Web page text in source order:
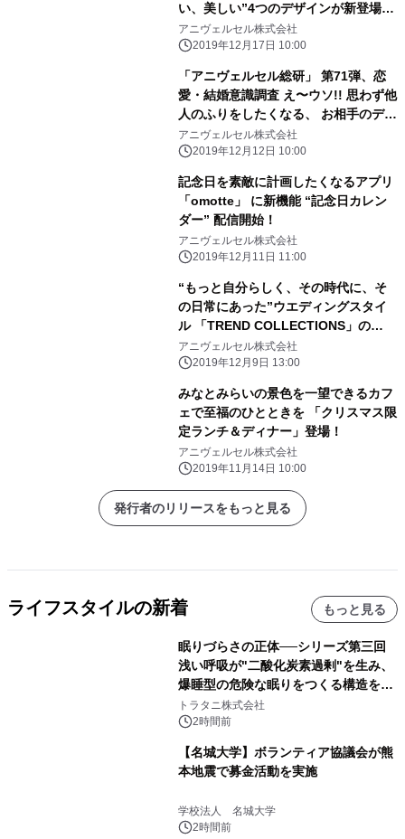
い、美しい”4つのデザインが新登場！
大切な記念日に、おふたりらしい彩り
を。
アニヴェルセル株式会社
2019年12月17日 10:00
「アニヴェルセル総研」 第71弾、恋
愛・結婚意識調査 え〜ウソ!! 思わず他
人のふりをしたくなる、 お相手のデー
ト中のドン引き行動を教えて!!
アニヴェルセル株式会社
2019年12月12日 10:00
記念日を素敵に計画したくなるアプリ
「omotte」 に新機能 “記念日カレン
ダー” 配信開始！
アニヴェルセル株式会社
2019年12月11日 11:00
“もっと自分らしく、その時代に、そ
の日常にあった”ウエディングスタイ
ル 「TREND COLLECTIONS」の
2020春夏新作を発表！
アニヴェルセル株式会社
2019年12月9日 13:00
みなとみらいの景色を一望できるカフ
ェで至福のひとときを 「クリスマス限
定ランチ＆ディナー」登場！
アニヴェルセル株式会社
2019年11月14日 10:00
発行者のリリースをもっと見る
ライフスタイルの新着 もっと見る
眠りづらさの正体──シリーズ第三回
浅い呼吸が"二酸化炭素過剰"を生み、
爆睡型の危険な眠りをつくる構造を解
説
トラタニ株式会社
2時間前
【名城大学】ボランティア協議会が熊
本地震で募金活動を実施
学校法人 名城大学
2時間前